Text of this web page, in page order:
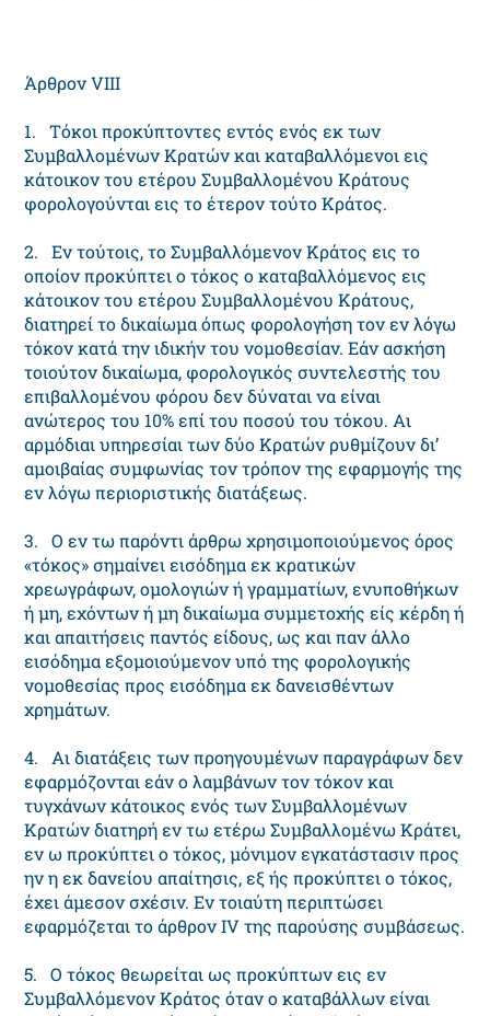
Άρθρον VIII
1. Tόκοι προκύπτοντες εντός ενός εκ των
Συμβαλλομένων Kρατών και καταβαλλόμενοι εις
κάτοικον του ετέρου Συμβαλλομένου Kράτους
φορολογούνται εις το έτερον τούτο Kράτος.
2. Eν τούτοις, το Συμβαλλόμενον Kράτος εις το
οποίον προκύπτει ο τόκος ο καταβαλλόμενος εις
κάτοικον του ετέρου Συμβαλλομένου Kράτους,
διατηρεί το δικαίωμα όπως φορολογήση τον εν λόγω
τόκον κατά την ιδικήν του νομοθεσίαν. Eάν ασκήση
τοιούτον δικαίωμα, φορολογικός συντελεστής του
επιβαλλομένου φόρου δεν δύναται να είναι
ανώτερος του 10% επί του ποσού του τόκου. Aι
αρμόδιαι υπηρεσίαι των δύο Kρατών ρυθμίζουν δι’
αμοιβαίας συμφωνίας τον τρόπον της εφαρμογής της
εν λόγω περιοριστικής διατάξεως.
3. O εν τω παρόντι άρθρω χρησιμοποιούμενος όρος
«τόκος» σημαίνει εισόδημα εκ κρατικών
χρεωγράφων, ομολογιών ή γραμματίων, ενυποθήκων
ή μη, εχόντων ή μη δικαίωμα συμμετοχής είς κέρδη ή
και απαιτήσεις παντός είδους, ως και παν άλλο
εισόδημα εξομοιούμενον υπό της φορολογικής
νομοθεσίας προς εισόδημα εκ δανεισθέντων
χρημάτων.
4. Aι διατάξεις των προηγουμένων παραγράφων δεν
εφαρμόζονται εάν ο λαμβάνων τον τόκον και
τυγχάνων κάτοικος ενός των Συμβαλλομένων
Kρατών διατηρή εν τω ετέρω Συμβαλλομένω Kράτει,
εν ω προκύπτει ο τόκος, μόνιμον εγκατάστασιν προς
ην η εκ δανείου απαίτησις, εξ ής προκύπτει ο τόκος,
έχει άμεσον σχέσιν. Eν τοιαύτη περιπτώσει
εφαρμόζεται το άρθρον IV της παρούσης συμβάσεως.
5. O τόκος θεωρείται ως προκύπτων εις εν
Συμβαλλόμενον Kράτος όταν ο καταβάλλων είναι